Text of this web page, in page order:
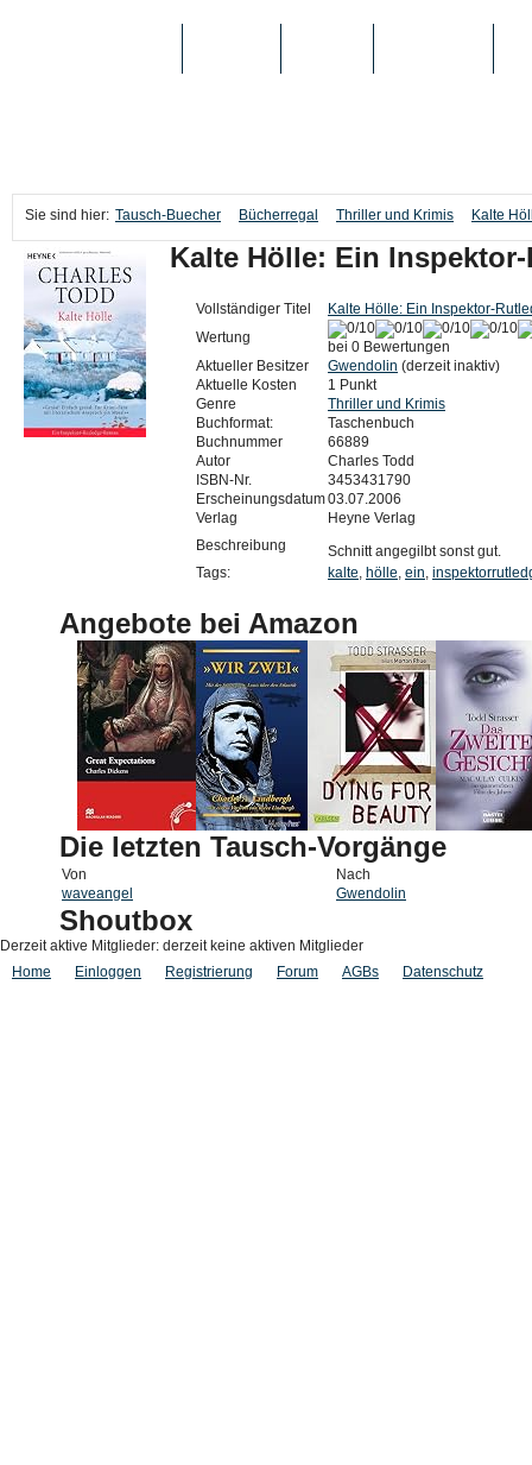
Sie sind hier: Tausch-Buecher Bücherregal Thriller und Krimis Kalte
Kalte Hölle: Ein
Vollständiger Titel
Kalte Hölle: Ein Inspektor-
Wertung
bei 0 Bewertungen
Aktueller Besitzer
Gwendolin (derzeit inaktiv)
Aktuelle Kosten
1 Punkt
Genre
Thriller und Krimis
Buchformat:
Taschenbuch
Buchnummer
66889
Autor
Charles Todd
ISBN-Nr.
3453431790
Erscheinungsdatum03.07.2006
Verlag
Heyne Verlag
Beschreibung
Schnitt angegilbt sonst gut.
Tags:
kalte, hölle, ein,
Angebote bei Amazon
Die letzten Tausch-Vorgänge
Von
Nach
waveangel
Gwendolin
Shoutbox
Derzeit aktive Mitglieder: derzeit keine aktiven Mitglieder
Home
Einloggen Registrierung Forum AGBs Datenschutz